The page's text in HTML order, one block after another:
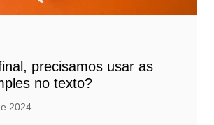
precisamos usar as
no texto?
2024